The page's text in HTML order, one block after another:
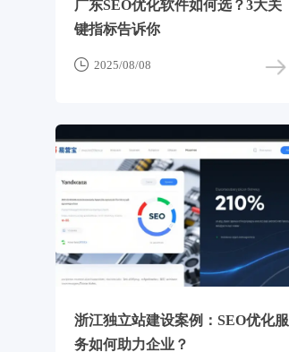
广东SEO优化软件如何选？3大关
键指标告诉你
 2025/08/08
浙江独立站建设案例：SEO优化服
务如何助力企业？